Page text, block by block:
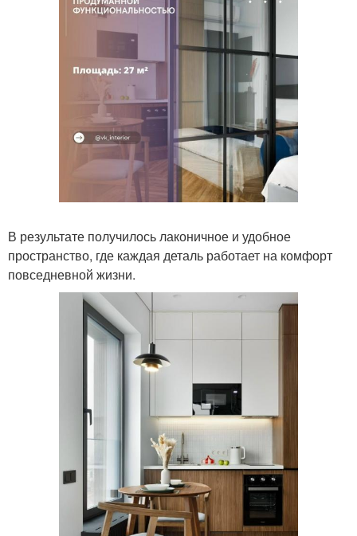
В результате получилось лаконичное и удобное
пространство, где каждая деталь работает на комфорт
повседневной жизни.